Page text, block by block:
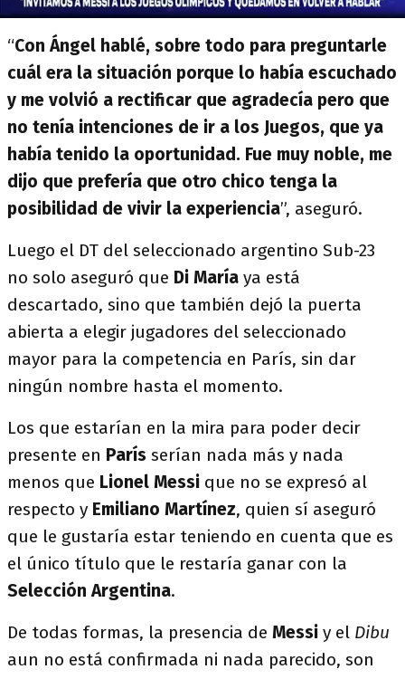
“Con Ángel hablé, sobre todo para preguntarle
cuál era la situación porque lo había escuchado
y me volvió a rectificar que agradecía pero que
no tenía intenciones de ir a los Juegos, que ya
había tenido la oportunidad. Fue muy noble, me
dijo que prefería que otro chico tenga la
posibilidad de vivir la experiencia”, aseguró.
Luego el DT del seleccionado argentino Sub-23
no solo aseguró que Di María ya está
descartado, sino que también dejó la puerta
abierta a elegir jugadores del seleccionado
mayor para la competencia en París, sin dar
ningún nombre hasta el momento.
Los que estarían en la mira para poder decir
presente en París serían nada más y nada
menos que Lionel Messi que no se expresó al
respecto y Emiliano Martínez, quien sí aseguró
que le gustaría estar teniendo en cuenta que es
el único título que le restaría ganar con la
Selección Argentina.
De todas formas, la presencia de Messi y el Dibu
aun no está confirmada ni nada parecido, son